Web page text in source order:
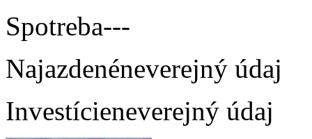
Spotreba---
Najazdenéneverejný údaj
Investícieneverejný údaj